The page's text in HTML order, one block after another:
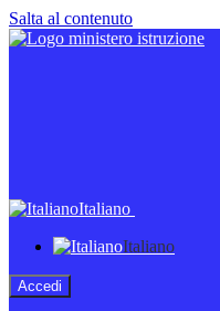
Salta al contenuto
Italiano
Italiano
Accedi